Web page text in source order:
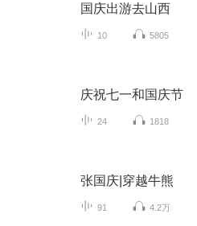
国庆出游去山西
10 5805
庆祝七一和国庆节
24 1818
张国庆|穿越牛熊
91 4.2万